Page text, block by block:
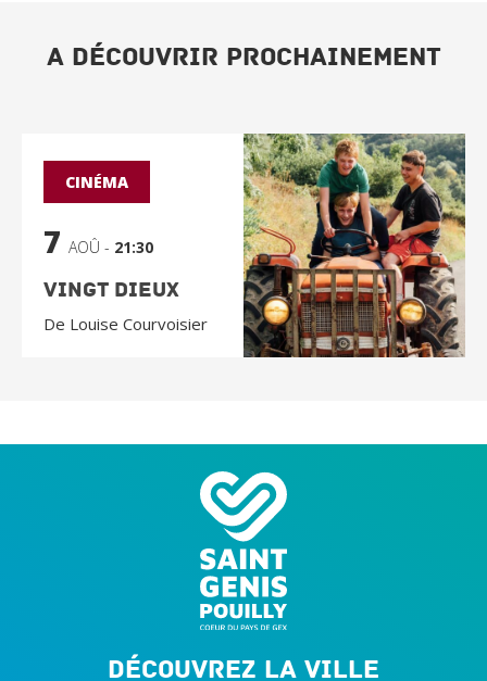
A DÉCOUVRIR PROCHAINEMENT
CINÉMA
7 AOÛ - 21:30
Vingt Dieux
De Louise Courvoisier
Découvrez la ville